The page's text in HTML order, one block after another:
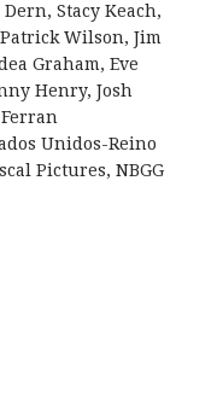
Stacy Keach,
Wilson, Jim
Graham, Eve
Henry, Josh
Unidos-Reino
Pictures, NBGG